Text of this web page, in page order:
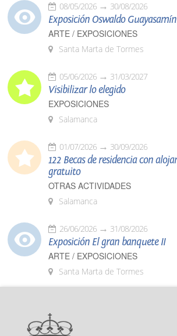
08/05/2026 30/08/2026
Exposición Oswaldo Guayasamín
ARTE / EXPOSICIONES
Santa Marta de Tormes
05/06/2026 31/03/2027
Visibilizar lo elegido
EXPOSICIONES
Salamanca
01/07/2026 30/09/2026
122 Becas de residencia con
gratuito
OTRAS ACTIVIDADES
Salamanca
26/06/2026 31/08/2026
Exposición El gran banquete II
ARTE / EXPOSICIONES
Santa Marta de Tormes